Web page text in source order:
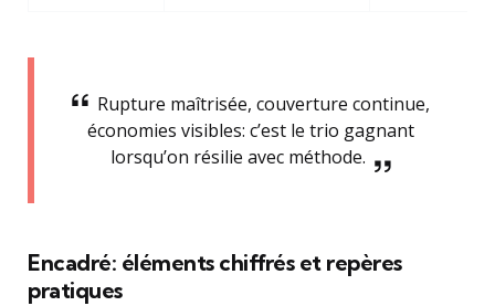
Rupture maîtrisée, couverture continue,
économies visibles: c’est le trio gagnant
lorsqu’on résilie avec méthode.
Encadré: éléments chiffrés et repères
pratiques